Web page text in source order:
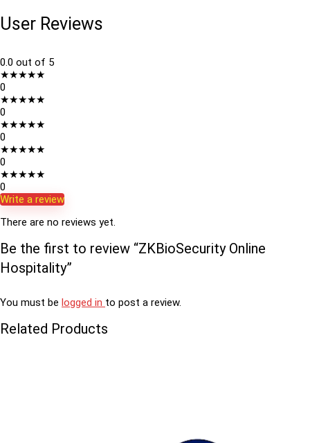
User Reviews
0.0 out of 5
★★★★★
0
★★★★★
0
★★★★★
0
★★★★★
0
★★★★★
0
Write a review
There are no reviews yet.
Be the first to review “ZKBioSecurity Online
Hospitality”
You must be logged in to post a review.
Related Products